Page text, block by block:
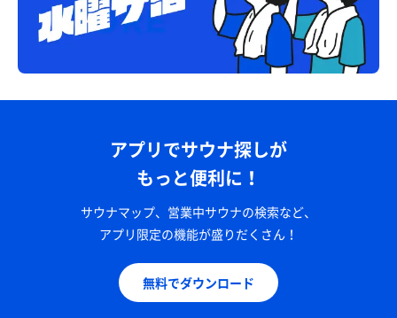
アプリでサウナ探しが
もっと便利に！
サウナマップ、営業中サウナの検索など、
アプリ限定の機能が盛りだくさん！
無料でダウンロード